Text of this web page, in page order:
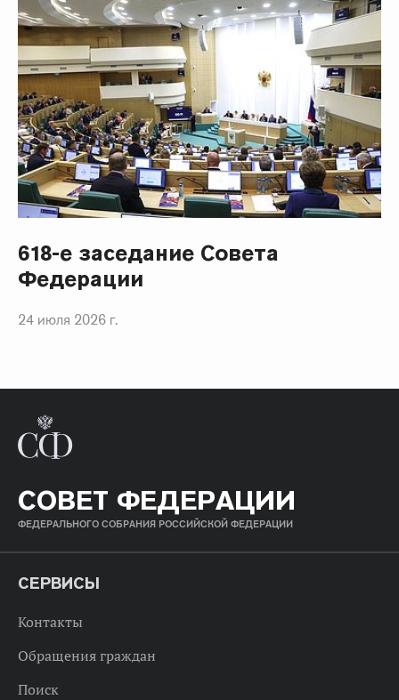
618-е заседание Совета
Федерации
24 июля 2026 г.
СОВЕТ ФЕДЕРАЦИИ
ФЕДЕРАЛЬНОГО СОБРАНИЯ РОССИЙСКОЙ ФЕДЕРАЦИИ
СЕРВИСЫ
Контакты
Обращения граждан
Поиск